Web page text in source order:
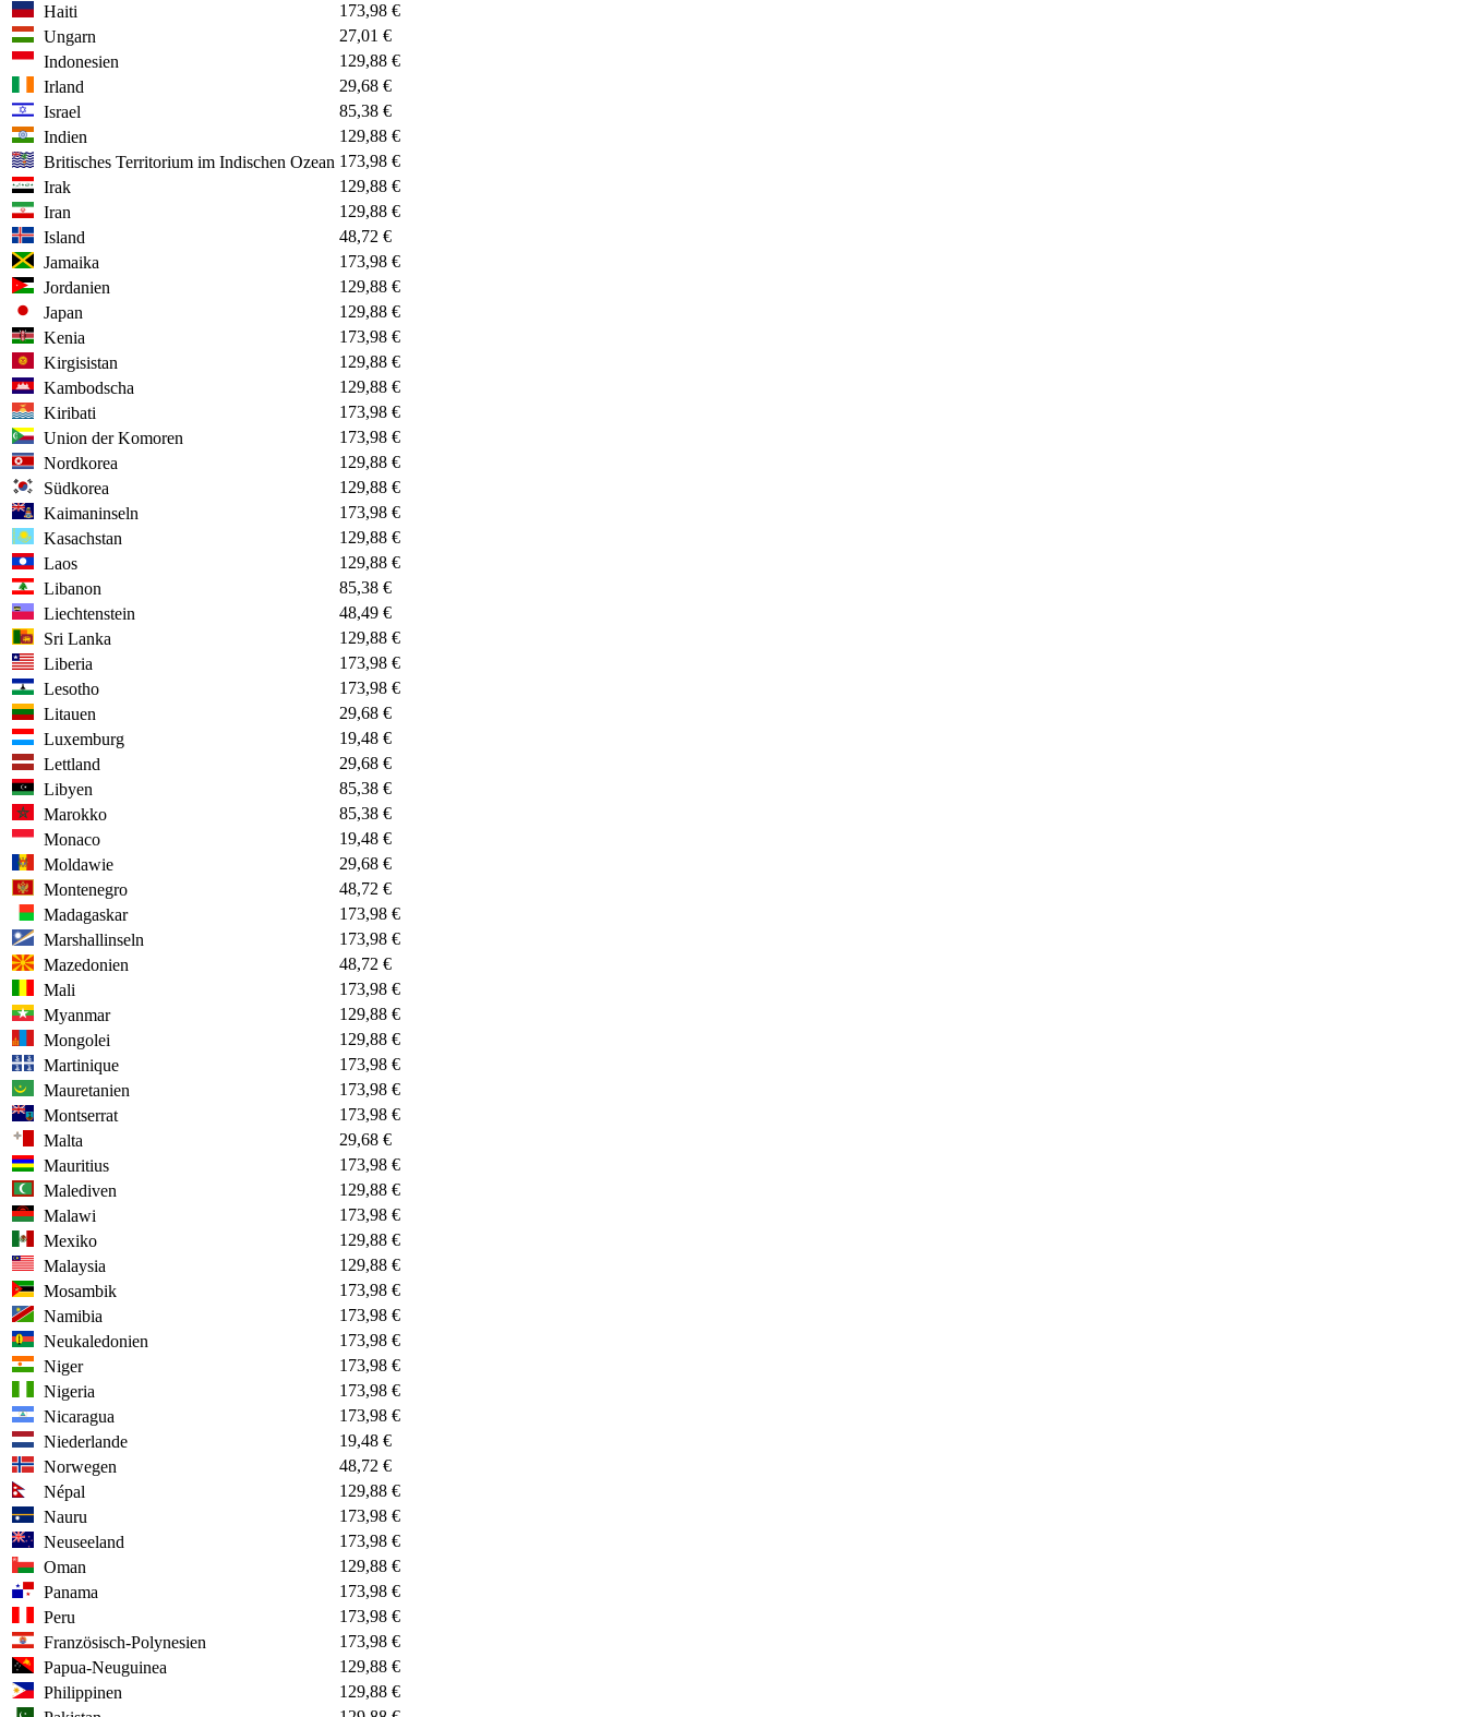
Haiti
173,98 €
Ungarn
27,01 €
Indonesien
129,88 €
Irland
29,68 €
Israel
85,38 €
Indien
129,88 €
Britisches Territorium im Indischen Ozean 173,98 €
Irak
129,88 €
Iran
129,88 €
Island
48,72 €
Jamaika
173,98 €
Jordanien
129,88 €
Japan
129,88 €
Kenia
173,98 €
Kirgisistan
129,88 €
Kambodscha
129,88 €
Kiribati
173,98 €
Union der Komoren
173,98 €
Nordkorea
129,88 €
Südkorea
129,88 €
Kaimaninseln
173,98 €
Kasachstan
129,88 €
Laos
129,88 €
Libanon
85,38 €
Liechtenstein
48,49 €
Sri Lanka
129,88 €
Liberia
173,98 €
Lesotho
173,98 €
Litauen
29,68 €
Luxemburg
19,48 €
Lettland
29,68 €
Libyen
85,38 €
Marokko
85,38 €
Monaco
19,48 €
Moldawie
29,68 €
Montenegro
48,72 €
Madagaskar
173,98 €
Marshallinseln
173,98 €
Mazedonien
48,72 €
Mali
173,98 €
Myanmar
129,88 €
Mongolei
129,88 €
Martinique
173,98 €
Mauretanien
173,98 €
Montserrat
173,98 €
Malta
29,68 €
Mauritius
173,98 €
Malediven
129,88 €
Malawi
173,98 €
Mexiko
129,88 €
Malaysia
129,88 €
Mosambik
173,98 €
Namibia
173,98 €
Neukaledonien
173,98 €
Niger
173,98 €
Nigeria
173,98 €
Nicaragua
173,98 €
Niederlande
19,48 €
Norwegen
48,72 €
Népal
129,88 €
Nauru
173,98 €
Neuseeland
173,98 €
Oman
129,88 €
Panama
173,98 €
Peru
173,98 €
Französisch-Polynesien
173,98 €
Papua-Neuguinea
129,88 €
Philippinen
129,88 €